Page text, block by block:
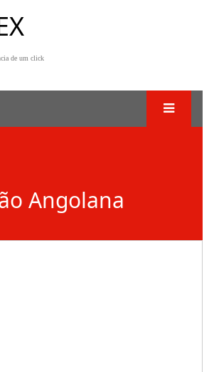
de um click
Angolana